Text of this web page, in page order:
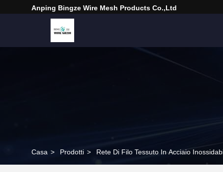
Anping Bingze Wire Mesh Products Co.,Ltd
Casa > Prodotti > Rete Di Filo Tessuto In Acciaio